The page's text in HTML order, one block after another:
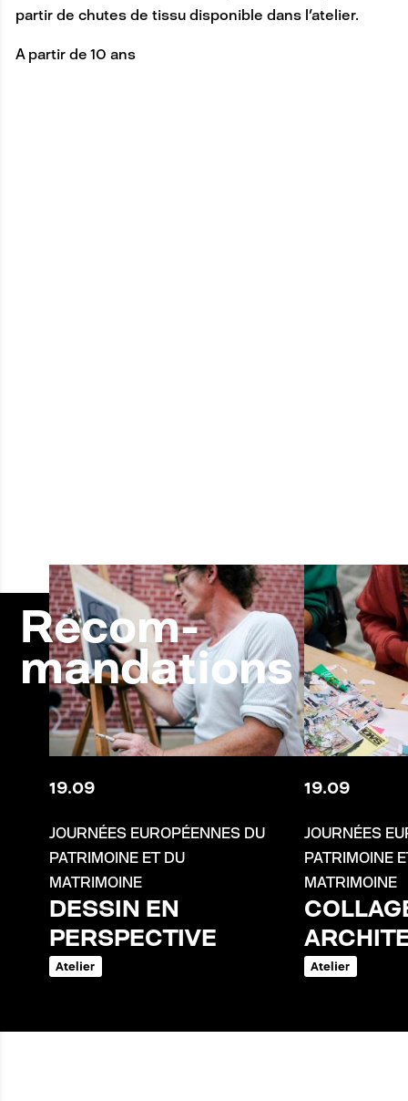
partir de chutes de tissu disponible dans l'atelier.
A partir de 10 ans
Recom-
mandations
19.09
JOURNÉES EUROPÉENNES DU
PATRIMOINE ET DU
MATRIMOINE
DESSIN EN
PERSPECTIVE
Atelier
19.09
JOURNÉES
PATRIMOINE
MATRIMOINE
Atelier